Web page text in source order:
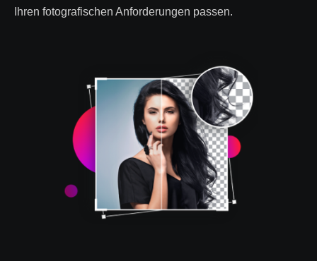
Ihren fotografischen Anforderungen passen.